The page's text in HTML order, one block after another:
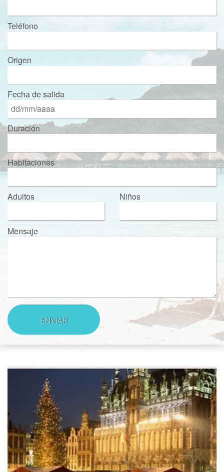
Teléfono
Origen
Fecha de salida
Duración
Habitaciones
Adultos Niños
Mensaje